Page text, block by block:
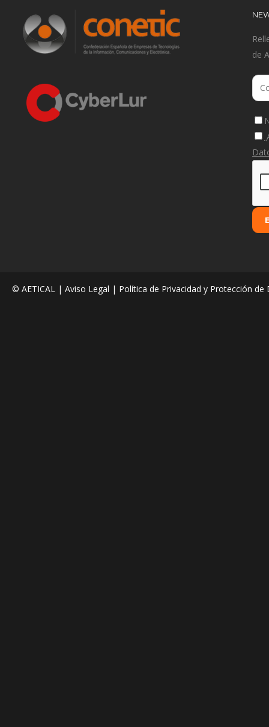
de
© AETICAL | Aviso Legal | Política de Privacidad y Protección de